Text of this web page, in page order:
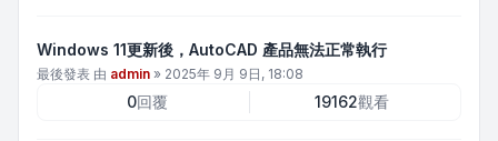
Windows 11更新後，AutoCAD 產品無法正常執行
最後發表 由 admin » 2025年 9月 9日, 18:08
0回覆 19162觀看